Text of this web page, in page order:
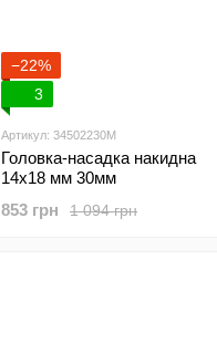
−22%
3
Артикул: 34502230M
Головка-насадка накидна
14х18 мм 30мм
1 094 грн
853 грн